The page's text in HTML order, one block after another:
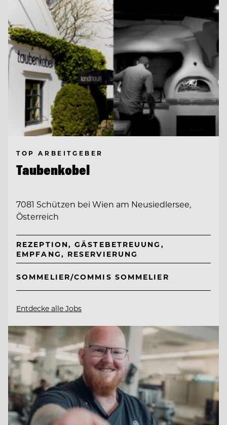
TOP ARBEITGEBER
Taubenkobel
7081 Schützen bei Wien am Neusiedlersee,
Österreich
REZEPTION, GÄSTEBETREUUNG,
EMPFANG, RESERVIERUNG
SOMMELIER/COMMIS SOMMELIER
Entdecke alle Jobs